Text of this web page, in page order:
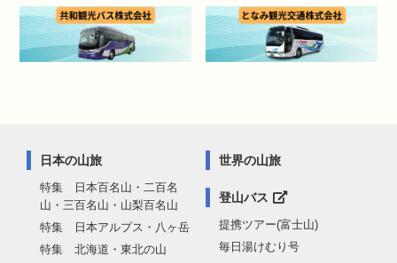
日本の山旅
特集 日本百名山・二百名
山・三百名山・山梨百名山
特集 日本アルプス・八ヶ岳
特集 北海道・東北の山
世界の山旅
登山バス
提携ツアー(富士山)
毎日湯けむり号